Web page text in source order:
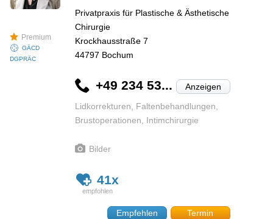
Premium
GÄCD
DGPRÄC
Privatpraxis für Plastische & Ästhetische
Chirurgie
Krockhausstraße 7
44797 Bochum
+49 234 53... Anzeigen
Lidkorrekturen, Faltenbehandlungen,
Brustoperationen, Intimchirurgie
Bilder
41x
Empfehlen
Termin